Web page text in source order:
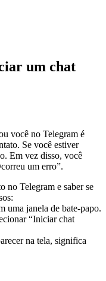
um chat
você no Telegram é
Se você estiver
Em vez disso, você
um erro”.
no Telegram e saber se
uma janela de bate-papo.
“Iniciar chat
na tela, significa